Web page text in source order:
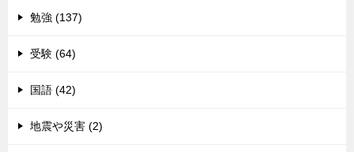
勉強 (137)
受験 (64)
国語 (42)
地震や災害 (2)